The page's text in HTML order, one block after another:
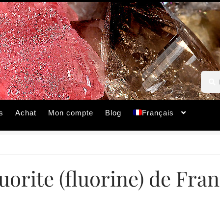
pour :
Achat Mon compte Blog Français
(fluorine) de